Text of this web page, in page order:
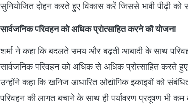
सुनियोजित दोहन करते हुए विकास करें जिससे भावी पीढ़ी को
सार्वजनिक परिवहन को अधिक प्रोत्साहित करने की योजना
शर्मा ने कहा कि बदलते समय और बढ़ती आबादी के साथ
सार्वजनिक परिवहन को अधिक से अधिक प्रोत्साहित करते
उन्होंने कहा कि खनिज आधारित औद्योगिक इकाइयों को
परिवहन की लागत बचाने के साथ ही पर्यावरण प्रदूषण भी